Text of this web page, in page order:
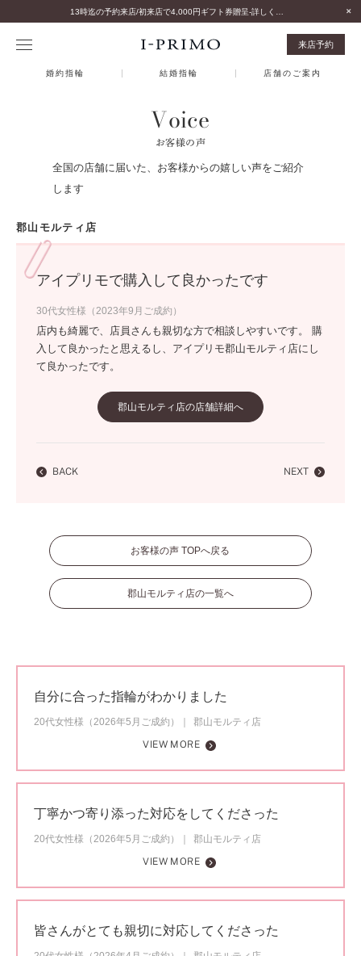
来店予約
婚約指輪 結婚指輪 店舗のご案内
Voice
お客様の声
全国の店舗に届いた、お客様からの嬉しい声をご紹介
します
郡山モルティ店
アイプリモで購入して良かったです
30代女性様（2023年9月ご成約）
店内も綺麗で、店員さんも親切な方で相談しやすいです。 購
入して良かったと思えるし、アイプリモ郡山モルティ店にし
て良かったです。
郡山モルティ店の店舗詳細へ
BACK NEXT
お客様の声 TOPへ戻る
郡山モルティ店の一覧へ
自分に合った指輪がわかりました
20代女性様（2026年5月ご成約）
郡山モルティ店
VIEW MORE
丁寧かつ寄り添った対応をしてくださった
20代女性様（2026年5月ご成約）
郡山モルティ店
VIEW MORE
皆さんがとても親切に対応してくださった